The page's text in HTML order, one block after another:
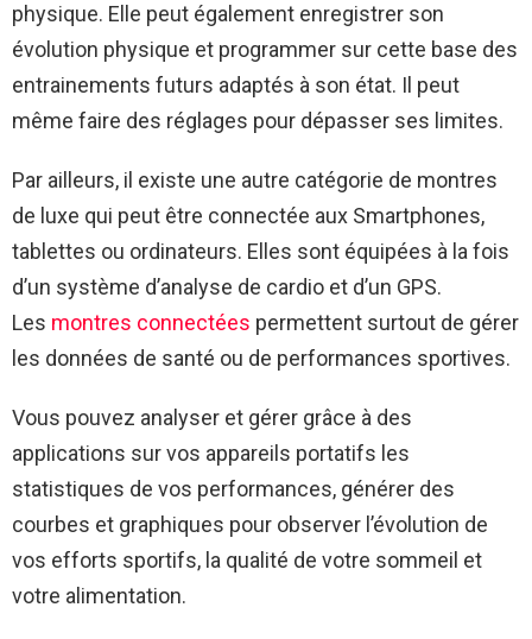
physique. Elle peut également enregistrer son
évolution physique et programmer sur cette base des
entrainements futurs adaptés à son état. Il peut
même faire des réglages pour dépasser ses limites.
Par ailleurs, il existe une autre catégorie de montres
de luxe qui peut être connectée aux Smartphones,
tablettes ou ordinateurs. Elles sont équipées à la fois
d’un système d’analyse de cardio et d’un GPS.
Les montres connectées permettent surtout de gérer
les données de santé ou de performances sportives.
Vous pouvez analyser et gérer grâce à des
applications sur vos appareils portatifs les
statistiques de vos performances, générer des
courbes et graphiques pour observer l’évolution de
vos efforts sportifs, la qualité de votre sommeil et
votre alimentation.